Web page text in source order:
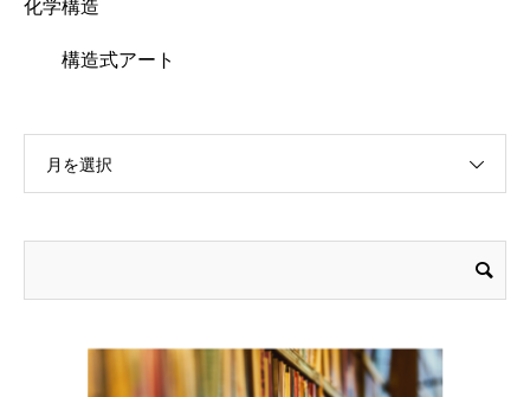
化学構造
構造式アート
月を選択